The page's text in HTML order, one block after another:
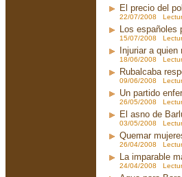
El precio del
22/07/2008
Los españoles
15/07/2008
Injuriar a quien
18/06/2008
Rubalcaba
09/06/2008
Un partido
26/05/2008
El asno de
03/05/2008
Quemar
26/04/2008
La imparable
24/04/2008